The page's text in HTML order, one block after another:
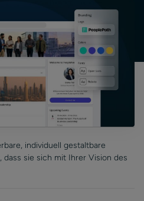
individuell gestaltbare
dass sie sich mit Ihrer Vision des